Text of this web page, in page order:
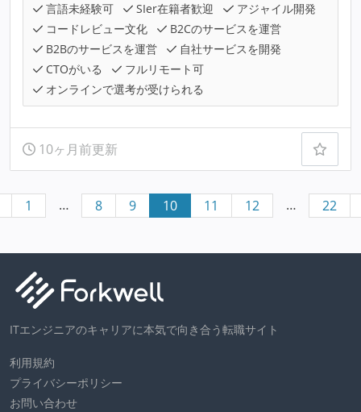
言語未経験可
SIer在籍者歓迎
アジャイル開発
コードレビュー文化
B2Cのサービスを運営
B2Bのサービスを運営
自社サービスを開発
CTOがいる
フルリモート可
オンラインで選考が受けられる
10ヶ月前更新
1 … 8 9 10 11 12 … 22
ITエンジニアのキャリアに本気で向き合う転職サイト
利用規約
プライバシーポリシー
お問い合わせ